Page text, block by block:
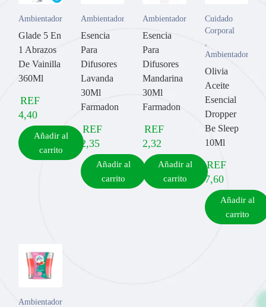
Ambientadores
Glade 5 En
1 Abrazos
De Vainilla
360Ml
REF
4,40
Añadir al
carrito
Ambientadores
Esencia
Para
Difusores
Lavanda
30Ml
Farmadon
REF
2,35
Añadir al
carrito
Ambientadores
Esencia
Para
Difusores
Mandarina
30Ml
Farmadon
REF
2,32
Añadir al
carrito
Cuidado
Corporal
Ambientadores
Olivia
Aceite
Esencial
Dropper
Be Sleep
10Ml
REF
7,60
Añadir al
carrito
Ambientadores